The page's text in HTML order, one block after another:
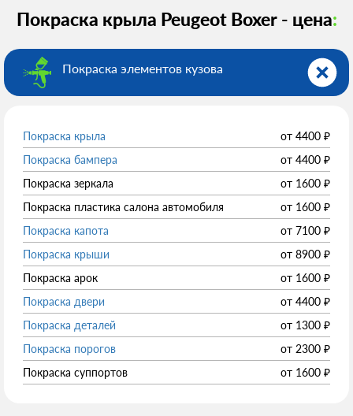
Покраска крыла Peugeot Boxer - цена:
Покраска элементов кузова
Покраска крыла от 4400 ₽
Покраска бампера
от 4400 ₽
Покраска зеркала
от 1600 ₽
Покраска пластика салона автомобиля
от 1600 ₽
Покраска капота
от 7100 ₽
Покраска крыши
от 8900 ₽
Покраска арок
от 1600 ₽
Покраска двери
от 4400 ₽
Покраска деталей
от 1300 ₽
Покраска порогов
от 2300 ₽
Покраска суппортов
от 1600 ₽